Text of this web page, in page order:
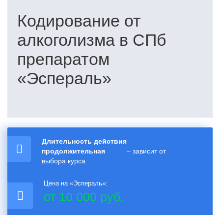
Кодирование от
алкоголизма в СПб
препаратом
«Эспераль»
Длительность действия
продолжительная
– зависит от
выбора курса
Цена на «Эспераль»:
от 10 000 руб.